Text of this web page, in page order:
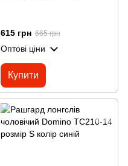
615 грн 665 грн
Оптові ціни
Купити